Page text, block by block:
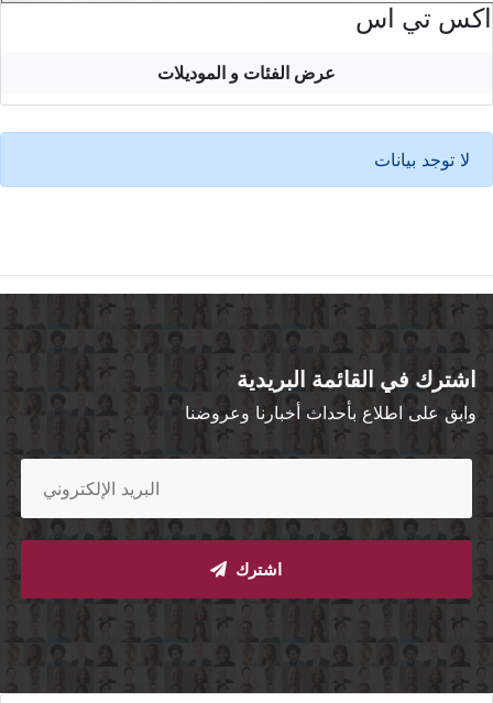
اكس تي اس
عرض الفئات و الموديلات
لا توجد بيانات
اشترك في القائمة البريدية
وابق على اطلاع بأحداث أخبارنا وعروضنا
اشترك